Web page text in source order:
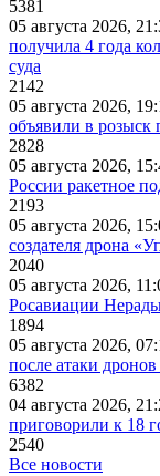
5381
05 августа 2026,
получила 4 года
суда
2142
05 августа 2026,
объявили в розыск
2828
05 августа 2026,
России ракетное
2193
05 августа 2026,
создателя дрона
2040
05 августа 2026,
Росавиации
1894
05 августа 2026,
после атаки
6382
04 августа 2026,
приговорили к 18
2540
Все новости